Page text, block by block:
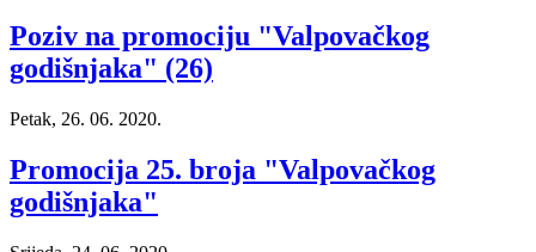
Poziv na promociju "Valpovačkog
godišnjaka" (26)
Petak, 26. 06. 2020.
Promocija 25. broja "Valpovačkog
godišnjaka"